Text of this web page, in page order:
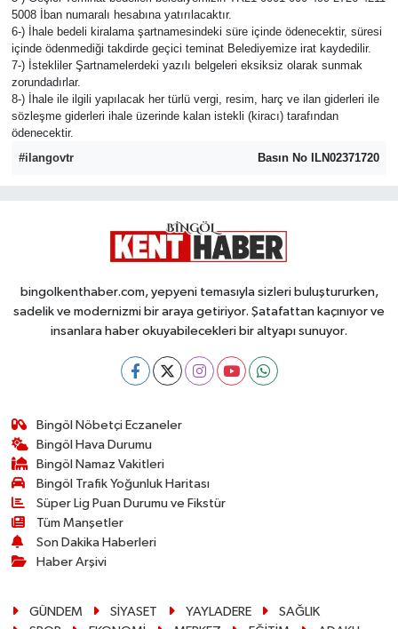
5008 İban numaralı hesabına yatırılacaktır.
6-) İhale bedeli kiralama şartnamesindeki süre içinde ödenecektir, süresi
içinde ödenmediği takdirde geçici teminat Belediyemize irat kaydedilir.
7-) İstekliler Şartnamelerdeki yazılı belgeleri eksiksiz olarak sunmak
zorundadırlar.
8-) İhale ile ilgili yapılacak her türlü vergi, resim, harç ve ilan giderleri ile
sözleşme giderleri ihale üzerinde kalan istekli (kiracı) tarafından
ödenecektir.
#ilangovtr
Basın No ILN02371720
bingolkenthaber.com, yepyeni temasıyla sizleri buluştururken,
sadelik ve modernizmi bir araya getiriyor. Şatafattan kaçınıyor ve
insanlara haber okuyabilecekleri bir altyapı sunuyor.
Bingöl Nöbetçi Eczaneler
Bingöl Hava Durumu
Bingöl Namaz Vakitleri
Bingöl Trafik Yoğunluk Haritası
Süper Lig Puan Durumu ve Fikstür
Tüm Manşetler
Son Dakika Haberleri
Haber Arşivi
GÜNDEM SİYASET YAYLADERE
SAĞLIK